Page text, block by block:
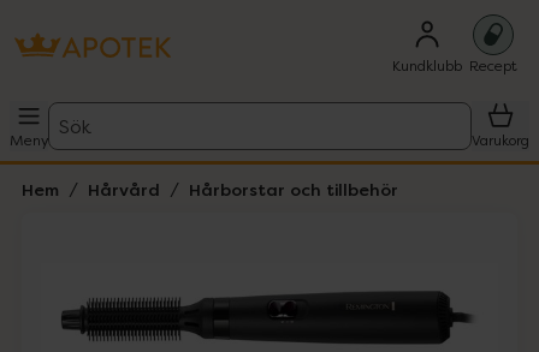
Kundklubb Recept
Meny
Sök
Varukorg
Hem Hårvård Hårborstar och tillbehör